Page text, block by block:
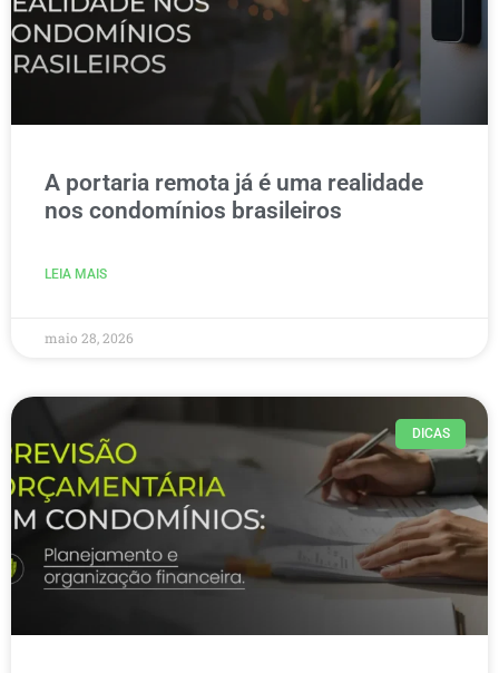
A portaria remota já é uma realidade
nos condomínios brasileiros
LEIA MAIS
maio 28, 2026
DICAS